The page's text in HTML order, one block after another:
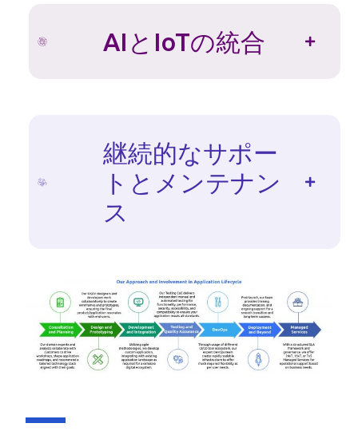
AIとIoTの統合
継続的なサポー
トとメンテナン
ス